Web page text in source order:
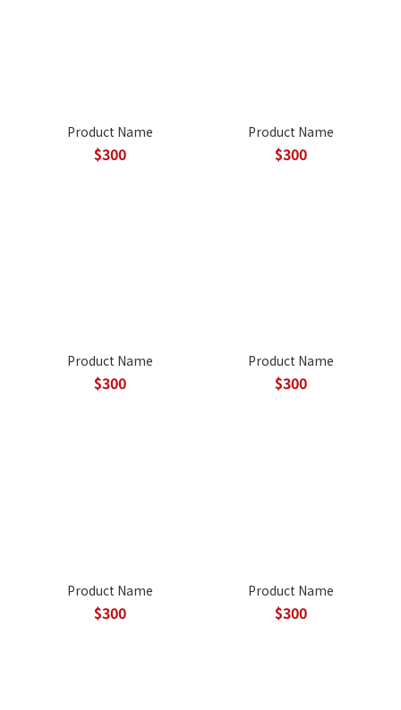
Product Name
$300
Product Name
$300
Product Name
$300
Product Name
$300
Product Name
$300
Product Name
$300